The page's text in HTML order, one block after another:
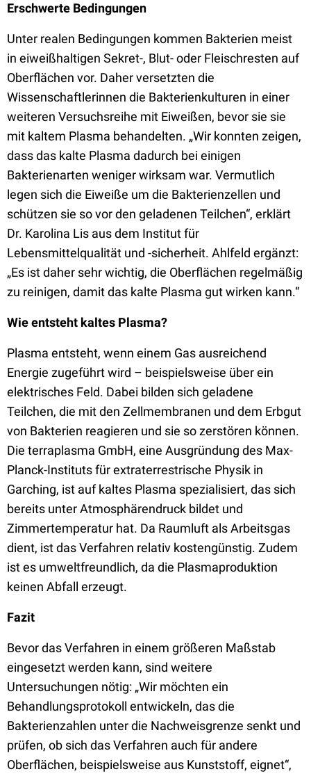
Erschwerte Bedingungen
Unter realen Bedingungen kommen Bakterien meist
in eiweißhaltigen Sekret-, Blut- oder Fleischresten auf
Oberflächen vor. Daher versetzten die
Wissenschaftlerinnen die Bakterienkulturen in einer
weiteren Versuchsreihe mit Eiweißen, bevor sie sie
mit kaltem Plasma behandelten. „Wir konnten zeigen,
dass das kalte Plasma dadurch bei einigen
Bakterienarten weniger wirksam war. Vermutlich
legen sich die Eiweiße um die Bakterienzellen und
schützen sie so vor den geladenen Teilchen“, erklärt
Dr. Karolina Lis aus dem Institut für
Lebensmittelqualität und -sicherheit. Ahlfeld ergänzt:
„Es ist daher sehr wichtig, die Oberflächen regelmäßig
zu reinigen, damit das kalte Plasma gut wirken kann.“
Wie entsteht kaltes Plasma?
Plasma entsteht, wenn einem Gas ausreichend
Energie zugeführt wird – beispielsweise über ein
elektrisches Feld. Dabei bilden sich geladene
Teilchen, die mit den Zellmembranen und dem Erbgut
von Bakterien reagieren und sie so zerstören können.
Die terraplasma GmbH, eine Ausgründung des Max-
Planck-Instituts für extraterrestrische Physik in
Garching, ist auf kaltes Plasma spezialisiert, das sich
bereits unter Atmosphärendruck bildet und
Zimmertemperatur hat. Da Raumluft als Arbeitsgas
dient, ist das Verfahren relativ kostengünstig. Zudem
ist es umweltfreundlich, da die Plasmaproduktion
keinen Abfall erzeugt.
Fazit
Bevor das Verfahren in einem größeren Maßstab
eingesetzt werden kann, sind weitere
Untersuchungen nötig: „Wir möchten ein
Behandlungsprotokoll entwickeln, das die
Bakterienzahlen unter die Nachweisgrenze senkt und
prüfen, ob sich das Verfahren auch für andere
Oberflächen, beispielsweise aus Kunststoff, eignet“,